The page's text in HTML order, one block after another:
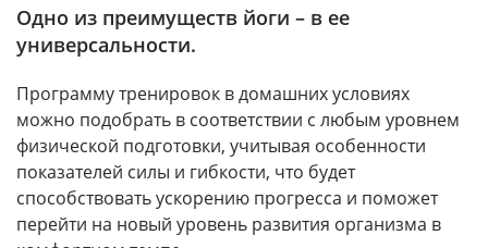
Одно из преимуществ йоги – в ее
универсальности.
Программу тренировок в домашних условиях
можно подобрать в соответствии с любым уровнем
физической подготовки, учитывая особенности
показателей силы и гибкости, что будет
способствовать ускорению прогресса и поможет
перейти на новый уровень развития организма в